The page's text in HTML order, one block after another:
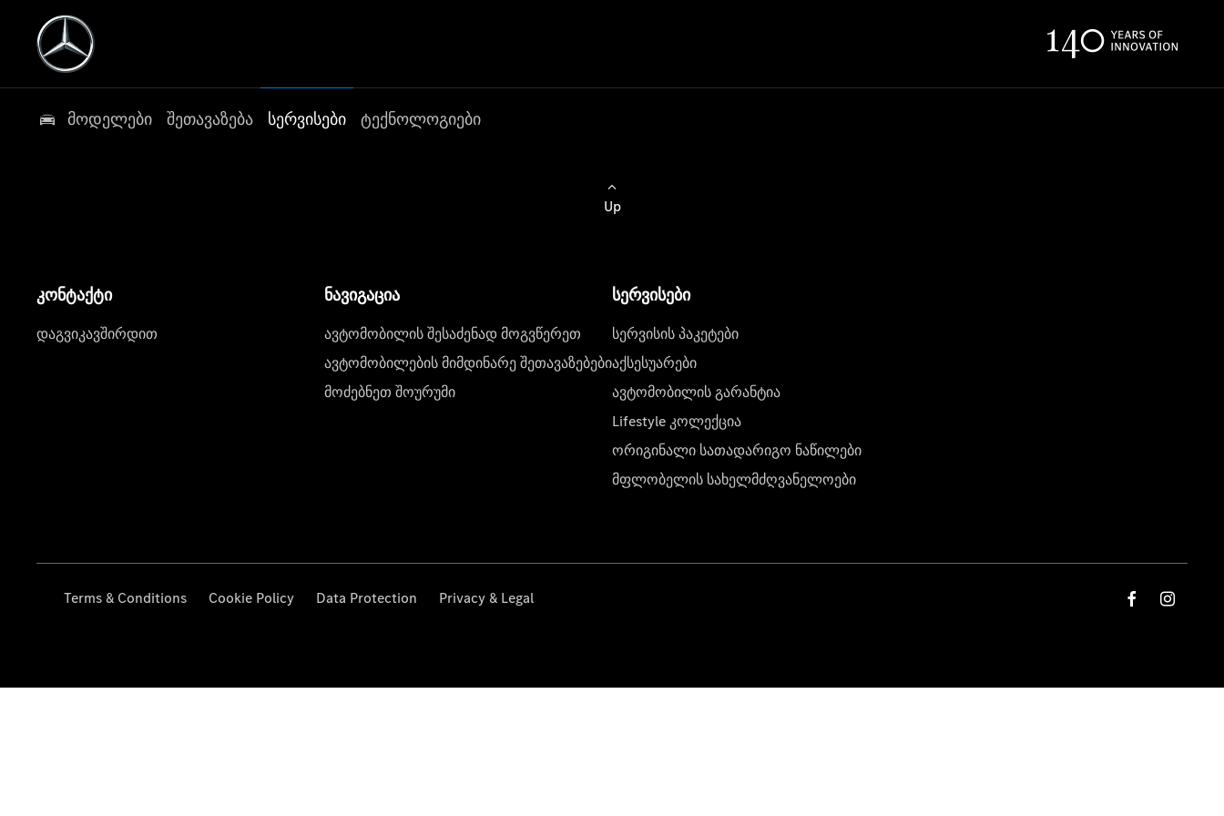
მოდელები შეთავაზება სერვისები ტექნოლოგიები
Up
კონტაქტი
დაგვიკავშირდით
ნავიგაცია
ავტომობილის შესაძენად მოგვწერეთ
ავტომობილების მიმდინარე შეთავაზებები
მოძებნეთ შოურუმი
სერვისები
სერვისის პაკეტები
აქსესუარები
ავტომობილის გარანტია
Lifestyle კოლექცია
ორიგინალი სათადარიგო ნაწილები
მფლობელის სახელმძღვანელოები
Terms & Conditions Cookie Policy Data Protection Privacy & Legal